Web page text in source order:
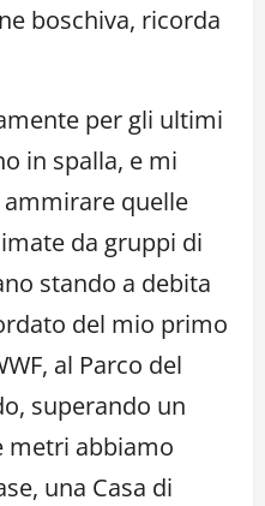
boschiva, ricorda
per gli ultimi
in spalla, e mi
quelle
da gruppi di
stando a debita
del mio primo
al Parco del
superando un
metri abbiamo
una Casa di